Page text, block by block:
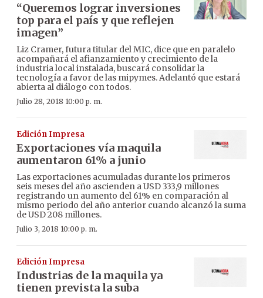
“Queremos lograr inversiones
top para el país y que reflejen
imagen”
Liz Cramer, futura titular del MIC, dice que en paralelo
acompañará el afianzamiento y crecimiento de la
industria local instalada, buscará consolidar la
tecnología a favor de las mipymes. Adelantó que estará
abierta al diálogo con todos.
Julio 28, 2018 10:00 p. m.
Edición Impresa
Exportaciones vía maquila
aumentaron 61% a junio
Las exportaciones acumuladas durante los primeros
seis meses del año ascienden a USD 333,9 millones
registrando un aumento del 61% en comparación al
mismo periodo del año anterior cuando alcanzó la suma
de USD 208 millones.
Julio 3, 2018 10:00 p. m.
Edición Impresa
Industrias de la maquila ya
tienen prevista la suba